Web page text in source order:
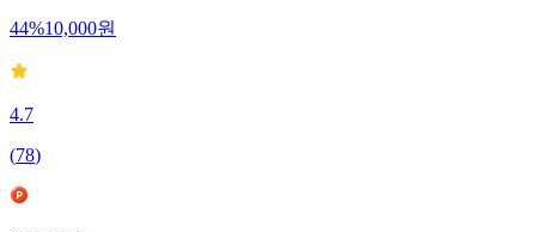
44%10,000원
4.7
(78)